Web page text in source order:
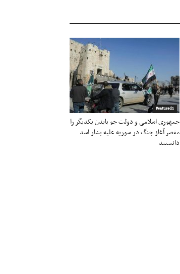
Featured1
جمهوری اسلامی و دولت جو بایدن یکدیگر را
مقصر آغاز جنگ در سوریه علیه بشار اسد
دانستند